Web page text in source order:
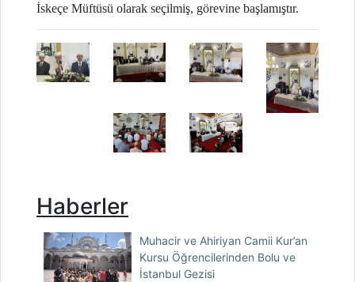
İskeçe Müftüsü olarak seçilmiş, görevine başlamıştır.
Haberler
Muhacir ve Ahiriyan Camii Kur’an
Kursu Öğrencilerinden Bolu ve
İstanbul Gezisi